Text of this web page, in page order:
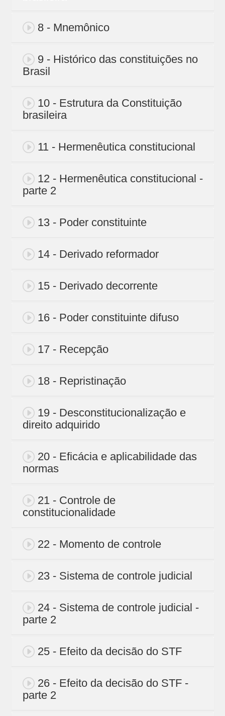
8 - Mnemônico
9 - Histórico das constituições no
Brasil
10 - Estrutura da Constituição
brasileira
11 - Hermenêutica constitucional
12 - Hermenêutica constitucional -
parte 2
13 - Poder constituinte
14 - Derivado reformador
15 - Derivado decorrente
16 - Poder constituinte difuso
17 - Recepção
18 - Repristinação
19 - Desconstitucionalização e
direito adquirido
20 - Eficácia e aplicabilidade das
normas
21 - Controle de
constitucionalidade
22 - Momento de controle
23 - Sistema de controle judicial
24 - Sistema de controle judicial -
parte 2
25 - Efeito da decisão do STF
26 - Efeito da decisão do STF -
parte 2